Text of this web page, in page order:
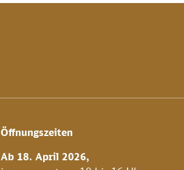
Öffnungszeiten
Ab 18. April 2026,